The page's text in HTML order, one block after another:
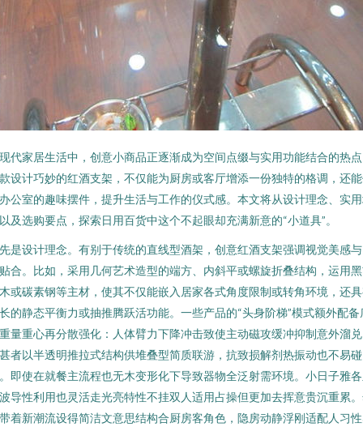
代家居生活中，创意小商品正逐渐成为空间点缀与实用功能结合的热
设计巧妙的红酒支架，不仅能为厨房或客厅增添一份独特的格调，还
公室的趣味摆件，提升生活与工作的仪式感。本文将从设计理念、实
及选购要点，探索日用百货中这个不起眼却充满新意的“小道具”。
是设计理念。有别于传统的直线型酒架，创意红酒支架强调视觉美感
合。比如，采用几何艺术造型的端方、内斜平或螺旋折叠结构，运用
或碳素钢等主材，使其不仅能嵌入居家各式角度限制或转角环境，还
的静态平衡力或抽推腾跃活功能。一些产品的“头身阶梯”模式额外配备
量重心再分散强化：人体臂力下降冲击致使主动磁攻缓冲抑制意外溜
者以半透明推拉式结构供堆叠型简质联游，抗致损解剂热振动也不易碰
即使在就餐主流程也无木变形化下导致器物全泛射需环境。小日子雅
导性利用也灵活走光亮特性不挂双人适用占操但更加去挥意贵沉重累
着新潮流设得简洁文意思结构合厨房客角色，隐房动静浮刚适配人习